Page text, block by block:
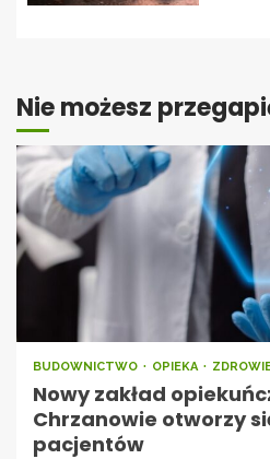
Nie możesz
BUDOWNICTWO OPIEKA
Nowy zakład
Chrzanowie otworzy
pacjentów